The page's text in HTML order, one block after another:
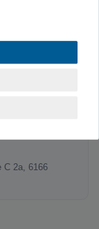
vorhanden.
C 2a, 6166